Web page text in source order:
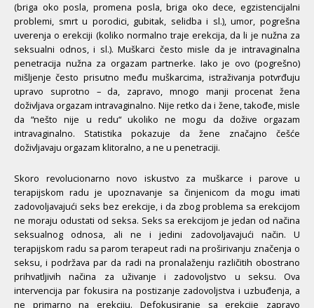
(briga oko posla, promena posla, briga oko dece, egzistencijalni
problemi, smrt u porodici, gubitak, selidba i sl.), umor, pogrešna
uverenja o erekciji (koliko normalno traje erekcija, da li je nužna za
seksualni odnos, i sl.). Muškarci često misle da je intravaginalna
penetracija nužna za orgazam partnerke. Iako je ovo (pogrešno)
mišljenje često prisutno među muškarcima, istraživanja potvrđuju
upravo suprotno – da, zapravo, mnogo manji procenat žena
doživljava orgazam intravaginalno. Nije retko da i žene, takođe, misle
da “nešto nije u redu“ ukoliko ne mogu da dožive orgazam
intravaginalno. Statistika pokazuje da žene značajno češće
doživljavaju orgazam klitoralno, a ne u penetraciji.
Skoro revolucionarno novo iskustvo za muškarce i parove u
terapijskom radu je upoznavanje sa činjenicom da mogu imati
zadovoljavajući seks bez erekcije, i da zbog problema sa erekcijom
ne moraju odustati od seksa. Seks sa erekcijom je jedan od načina
seksualnog odnosa, ali ne i jedini zadovoljavajući način. U
terapijskom radu sa parom terapeut radi na proširivanju značenja o
seksu, i podržava par da radi na pronalaženju različitih obostrano
prihvatljivih načina za uživanje i zadovoljstvo u seksu. Ova
intervencija par fokusira na postizanje zadovoljstva i uzbuđenja, a
ne primarno na erekciju. Defokusiranje sa erekcije zapravo